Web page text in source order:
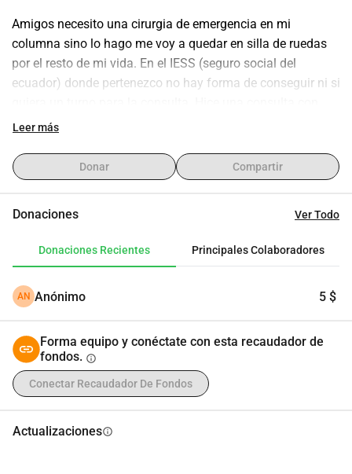
Amigos necesito una cirurgia de emergencia en mi
columna sino lo hago me voy a quedar en silla de ruedas
por el resto de mi vida. En el IESS (seguro social del
ecuador) donde pertenezco no hay forma de conseguir ni si
dos diferentes medicos privados y su diagnostico fue el
demasiado baja y la cirurgia cuesta entre 20mil a 25 mil $
por lo tanto imposible de financiarlo. Ademas pase un
Casa y todo lo que tenia. Agradezco muchisimo a los
aunque sea con un dolar. MUCHAS GRACIAS y que DIOS
Leer más
Donar Compartir
Donaciones Ver Todo
Donaciones Recientes Principales Colaboradores
AN Anónimo 5 $
Forma equipo y conéctate con esta recaudador de
fondos. info
Conectar Recaudador De Fondos
Actualizacionesinfo